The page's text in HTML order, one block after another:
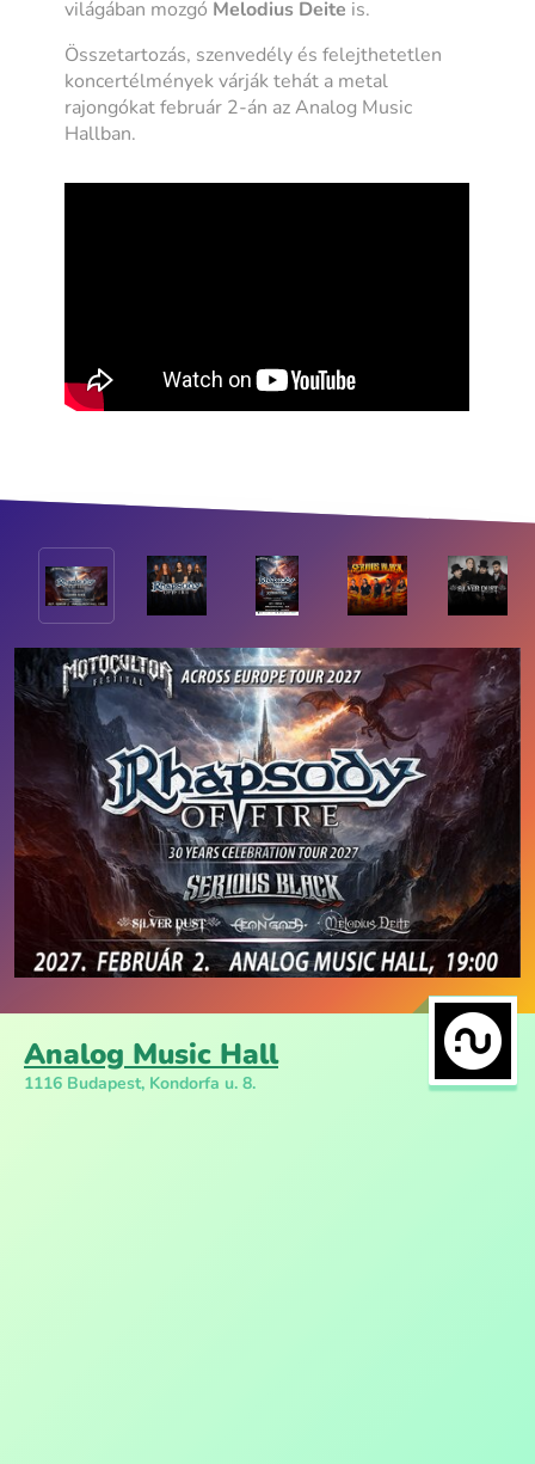
világában mozgó Melodius Deite is.
Összetartozás, szenvedély és felejthetetlen
koncertélmények várják tehát a metal
rajongókat február 2-án az Analog Music
Hallban.
Analog Music Hall
1116 Budapest, Kondorfa u. 8.